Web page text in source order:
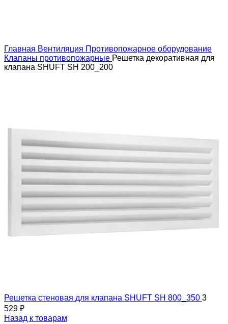
Главная Вентиляция Противопожарное оборудование
Клапаны противопожарные Решетка декоративная для
клапана SHUFT SH 200_200
Решетка стеновая для клапана SHUFT SH 800_350 3
529 ₽
Назад к товарам